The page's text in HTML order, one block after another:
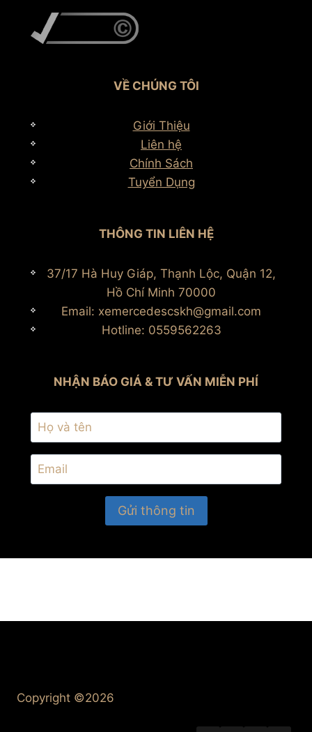
VỀ CHÚNG TÔI
Giới Thiệu
Liên hệ
Chính Sách
Tuyển Dụng
THÔNG TIN LIÊN HỆ
37/17 Hà Huy Giáp, Thạnh Lộc, Quận 12,
Hồ Chí Minh 70000
Email: xemercedescskh@gmail.com
Hotline: 0559562263
NHẬN BÁO GIÁ & TƯ VẤN MIỄN PHÍ
Copyright ©2026